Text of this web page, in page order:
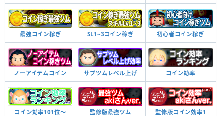
最強コイン稼ぎ SL1~3コイン稼ぎ 初心者コイン稼ぎ
ノーアイテムコイン サブツムレベル上げ コイン効率
コイン効率101位〜 監修版最強ツム 監修版コイン効率1